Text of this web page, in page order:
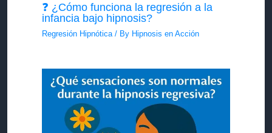
❓ ¿Cómo funciona la regresión a la
infancia bajo hipnosis?
Regresión Hipnótica / By Hipnosis en Acción